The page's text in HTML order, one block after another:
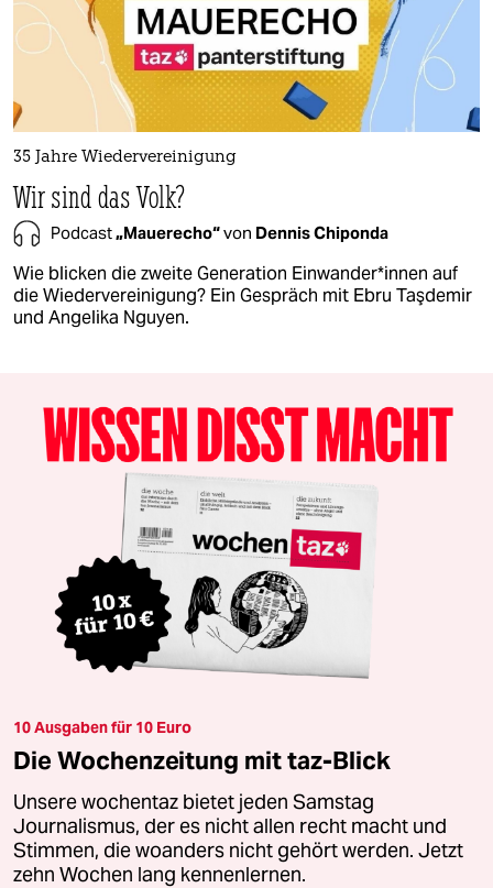
35 Jahre Wiedervereinigung
Wir sind das Volk?
Podcast„Mauerecho“von Dennis Chiponda
Wie blicken die zweite Generation Ein­wan­de­r*in­nen auf
die Wiedervereinigung? Ein Gespräch mit Ebru Taşdemir
und Angelika Nguyen.
10 Ausgaben für 10 Euro
Die Wochenzeitung mit taz-Blick
Unsere wochentaz bietet jeden Samstag
Journalismus, der es nicht allen recht macht und
Stimmen, die woanders nicht gehört werden. Jetzt
zehn Wochen lang kennenlernen.